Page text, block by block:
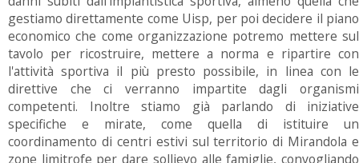
gestiamo direttamente come Uisp, per poi decidere il piano
economico che come organizzazione potremo mettere sul
tavolo per ricostruire, mettere a norma e ripartire con
l'attività sportiva il più presto possibile, in linea con le
direttive che ci verranno impartite dagli organismi
competenti. Inoltre stiamo già parlando di iniziative
specifiche e mirate, come quella di istituire un
coordinamento di centri estivi sul territorio di Mirandola e
zone limitrofe per dare sollievo alle famiglie, convogliando